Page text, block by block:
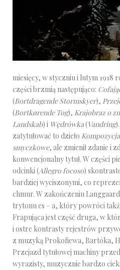
miesięcy, w styczniu i lutym 1918
części brzmią następująco:
(Bortdragende Stormskyer),
(Bortkørende Tog), Krajobraz o
Landskab) i Wędrówka(Vandring
zatytułować to dzieło
smyczkowe, ale zmienił zdanie i
konwencjonalny tytuł. W części
odcinki (Allegro focoso)
bardziej wyciszonymi, co
chmur. W zakończeniu
trytonu es – a, który powróci
Frapująca jest część druga, w
i ostre kontrasty rejestrów
z muzyką Prokofiewa, Bartóka,
Przejazd tytułowej machiny
wyrazisty, muzycznie bardzo